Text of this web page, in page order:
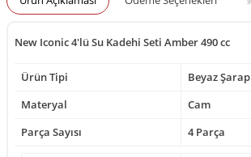
New Iconic 4'lü Su Kadehi Seti Amber 490 cc
Ürün Tipi
Beyaz
Materyal
Cam
Parça Sayısı
4 Parça